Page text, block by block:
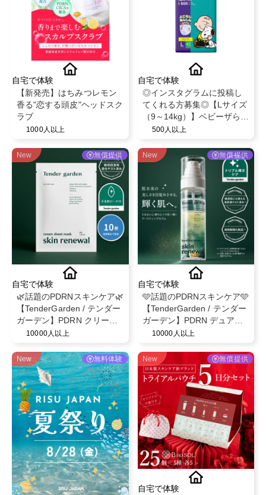
自宅で体験
【新発売】はちみつレモン
香る"恋する頭皮"ヘッドスク
ラブ
1000人以上
自宅で体験
◎インスタグラムに投稿し
てくれる方募集◎【Lサイズ
（9～14kg）】ベビーザらス
限定！ベビー紙おむつパン
ベビー育児用品◎
500人以上
New 無償提供
自宅で体験
🌿話題のPDRNスキンケア🌿
【TenderGarden / テンダー
ガーデン】PDRN クリーム
シートマスク 30g × 5枚 モ
10000人以上
New 無償提供
自宅で体験
🩵話題のPDRNスキンケア🩵
【TenderGarden / テンダー
ガーデン】PDRN デュアル
ブースト 美容液ミスト モニ
10000人以上
New 無料体験 New 無償提供
自宅で体験